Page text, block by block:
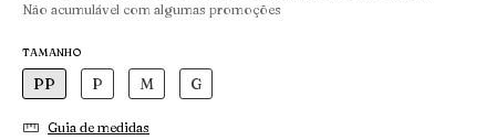
Não acumulável com algumas promoções
TAMANHO
PP P M G
Guia de medidas